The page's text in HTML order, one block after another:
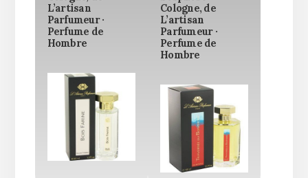
L’artisan
Parfumeur ·
Perfume de
Hombre
Cologne, de
L’artisan
Parfumeur ·
Perfume de
Hombre